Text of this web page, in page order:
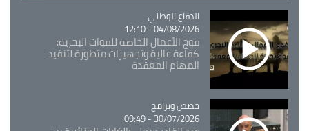
Catégorie
الدفاع الوطني
04/08/2026 - 12:10
فوج الأعمال الخاصة للقوات البحرية:
كفاءة عالية وتجهيزات متطورة لتنفيذ
المهام المعقدة
Catégorie
حصص وبرامج
30/07/2026 - 09:49